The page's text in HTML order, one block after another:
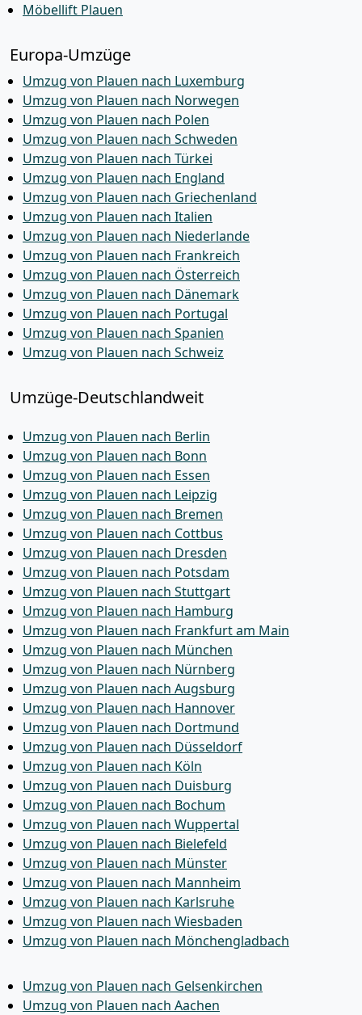
Möbellift Plauen
Europa-Umzüge
Umzug von Plauen nach Luxemburg
Umzug von Plauen nach Norwegen
Umzug von Plauen nach Polen
Umzug von Plauen nach Schweden
Umzug von Plauen nach Türkei
Umzug von Plauen nach England
Umzug von Plauen nach Griechenland
Umzug von Plauen nach Italien
Umzug von Plauen nach Niederlande
Umzug von Plauen nach Frankreich
Umzug von Plauen nach Österreich
Umzug von Plauen nach Dänemark
Umzug von Plauen nach Portugal
Umzug von Plauen nach Spanien
Umzug von Plauen nach Schweiz
Umzüge-Deutschlandweit
Umzug von Plauen nach Berlin
Umzug von Plauen nach Bonn
Umzug von Plauen nach Essen
Umzug von Plauen nach Leipzig
Umzug von Plauen nach Bremen
Umzug von Plauen nach Cottbus
Umzug von Plauen nach Dresden
Umzug von Plauen nach Potsdam
Umzug von Plauen nach Stuttgart
Umzug von Plauen nach Hamburg
Umzug von Plauen nach Frankfurt am Main
Umzug von Plauen nach München
Umzug von Plauen nach Nürnberg
Umzug von Plauen nach Augsburg
Umzug von Plauen nach Hannover
Umzug von Plauen nach Dortmund
Umzug von Plauen nach Düsseldorf
Umzug von Plauen nach Köln
Umzug von Plauen nach Duisburg
Umzug von Plauen nach Bochum
Umzug von Plauen nach Wuppertal
Umzug von Plauen nach Bielefeld
Umzug von Plauen nach Münster
Umzug von Plauen nach Mannheim
Umzug von Plauen nach Karlsruhe
Umzug von Plauen nach Wiesbaden
Umzug von Plauen nach Mönchen­gladbach
Umzug von Plauen nach Gelsenkirchen
Umzug von Plauen nach Aachen